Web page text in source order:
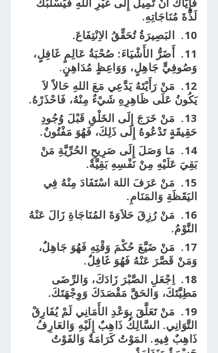
لَذَّةَ مُنَاجَاتِهِ.
10.
البَصِيرَةُ تُحَقِّقُ الاِنْتِفَاعَ.
11.
أَضَرُّ الأَشْيَاءَ: صُحْبَةُ عَالِمٍ غَافِلٍ،
وَصُوفِيٍّ جَاهِلٍ، وَوَاعِظٍ مُدَاهِنٍ.
12.
مَنْ رَأَيْتَهُ يَدَّعِي مَعَ اللهِ حَالاً لاَ
يَكُونُ عَلَى ظَاهِرِهِ شَيْءٌ مِنْهُ، فَاحْذَرْهُ.
13.
مَنْ خَرَجَ إِلَى الخَلْقِ قَبْلَ وُجُودِ
حَقِيقَةٍ تَدْعُوهُ إِلَى ذَلِكَ، فَهُوَ مَفْتُونٌ.
14.
مَا وَصَلَ إِلَى صَرِيحِ الحُرِّيَّةِ مَنْ
بَقِيَ عَلَيْهِ مِنْ نَفْسِهِ بَقِيَّةٌ.
15.
مَنْ عَرَفَ اللهَ اسْتَفَادَ مِنْهُ فِي
اليَقَظَةِ وَالمَنَامِ.
16.
مَنْ رُزِقَ حَلاَوَةَ المُنَاجَاةِ زَالَ عَنْهُ
النَّوْمُ.
17.
مَنْ ضَيَّعَ حُكْمَ وَقْتِهِ فَهُوَ جَاهِلٌ،
وَمَنْ قَصَّرَ عَنْهُ فَهُوَ غَافِلٌ.
18.
اِجْعَلِ الصَّبْرَ زَادَكَ، وَالرِّضَى
مَطِيَّتَكَ، وَالحَقَّ مَقْصَدَكَ وَوِجْهَتَكَ.
19.
مَنْ تَعَلَّقَ بِوَعْدِ الأَمَانِي لَمْ يُفَارِقْ
التَّوَانِي. السَّالِكُ ذَاهِبٌ إِلَيْهِ وَالعَارِفُ
ذَاهِبٌ فِيهِ. المَوْتُ كَرَامَةٌ وَالفَوْتُ